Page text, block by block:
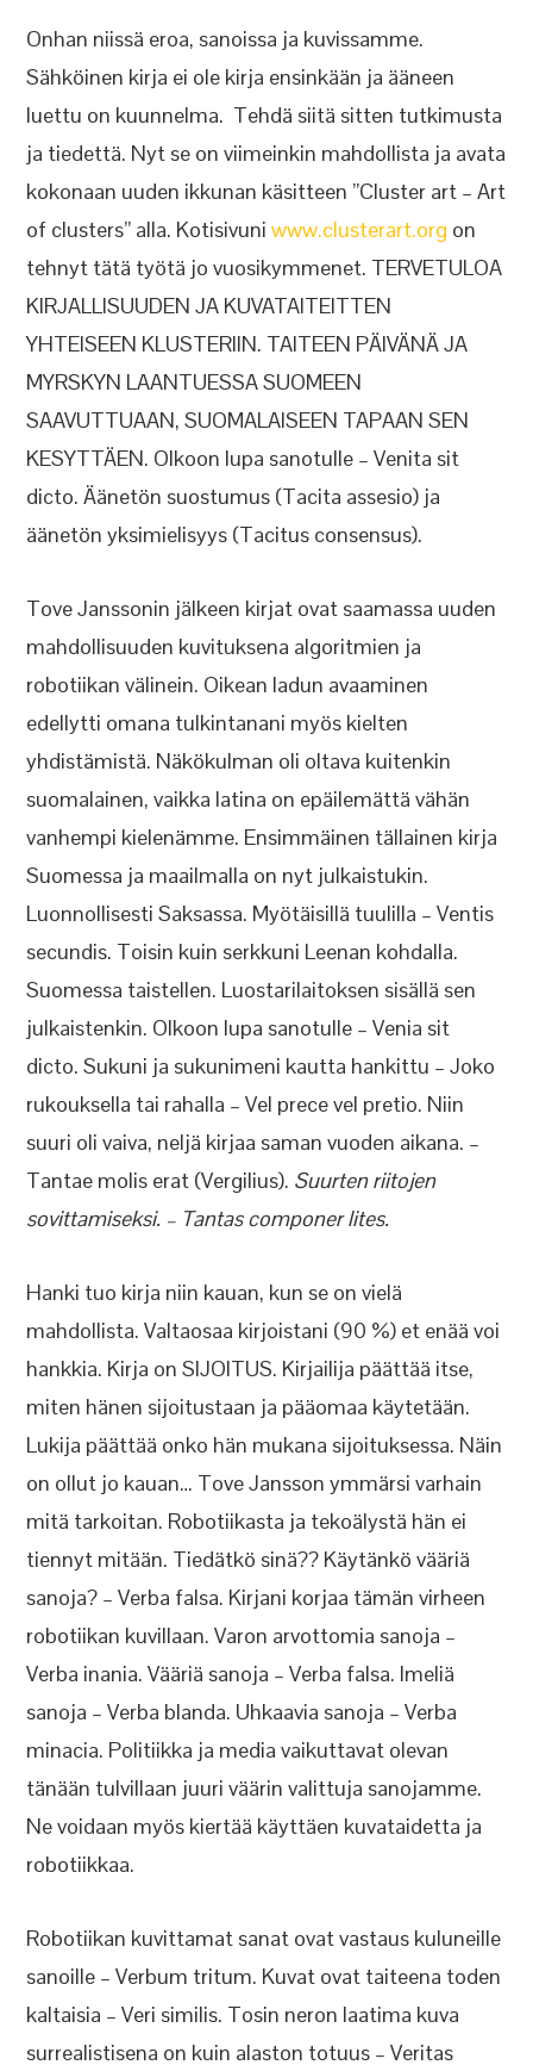
Onhan niissä eroa, sanoissa ja kuvissamme.
Sähköinen kirja ei ole kirja ensinkään ja ääneen
luettu on kuunnelma. Tehdä siitä sitten tutkimusta
ja tiedettä. Nyt se on viimeinkin mahdollista ja avata
kokonaan uuden ikkunan käsitteen ”Cluster art – Art
of clusters” alla. Kotisivuniwww.clusterart.org on
tehnyt tätä työtä jo vuosikymmenet. TERVETULOA
KIRJALLISUUDEN JA KUVATAITEITTEN
YHTEISEEN KLUSTERIIN. TAITEEN PÄIVÄNÄ JA
MYRSKYN LAANTUESSA SUOMEEN
SAAVUTTUAAN, SUOMALAISEEN TAPAAN SEN
KESYTTÄEN. Olkoon lupa sanotulle – Venita sit
dicto. Äänetön suostumus (Tacita assesio) ja
äänetön yksimielisyys (Tacitus consensus).
Tove Janssonin jälkeen kirjat ovat saamassa uuden
mahdollisuuden kuvituksena algoritmien ja
robotiikan välinein. Oikean ladun avaaminen
edellytti omana tulkintanani myös kielten
yhdistämistä. Näkökulman oli oltava kuitenkin
suomalainen, vaikka latina on epäilemättä vähän
vanhempi kielenämme. Ensimmäinen tällainen kirja
Suomessa ja maailmalla on nyt julkaistukin.
Luonnollisesti Saksassa. Myötäisillä tuulilla – Ventis
secundis. Toisin kuin serkkuni Leenan kohdalla.
Suomessa taistellen. Luostarilaitoksen sisällä sen
julkaistenkin. Olkoon lupa sanotulle – Venia sit
dicto. Sukuni ja sukunimeni kautta hankittu – Joko
rukouksella tai rahalla – Vel prece vel pretio. Niin
suuri oli vaiva, neljä kirjaa saman vuoden aikana. –
Tantae molis erat (Vergilius). Suurten riitojen
sovittamiseksi. – Tantas componer lites.
Hanki tuo kirja niin kauan, kun se on vielä
mahdollista. Valtaosaa kirjoistani (90 %) et enää voi
hankkia. Kirja on SIJOITUS. Kirjailija päättää itse,
miten hänen sijoitustaan ja pääomaa käytetään.
Lukija päättää onko hän mukana sijoituksessa. Näin
on ollut jo kauan… Tove Jansson ymmärsi varhain
mitä tarkoitan. Robotiikasta ja tekoälystä hän ei
tiennyt mitään. Tiedätkö sinä?? Käytänkö vääriä
sanoja? – Verba falsa. Kirjani korjaa tämän virheen
robotiikan kuvillaan. Varon arvottomia sanoja –
Verba inania. Vääriä sanoja – Verba falsa. Imeliä
sanoja – Verba blanda. Uhkaavia sanoja – Verba
minacia. Politiikka ja media vaikuttavat olevan
tänään tulvillaan juuri väärin valittuja sanojamme.
Ne voidaan myös kiertää käyttäen kuvataidetta ja
robotiikkaa.
Robotiikan kuvittamat sanat ovat vastaus kuluneille
sanoille – Verbum tritum. Kuvat ovat taiteena toden
kaltaisia – Veri similis. Tosin neron laatima kuva
surrealistisena on kuin alaston totuus – Veritas